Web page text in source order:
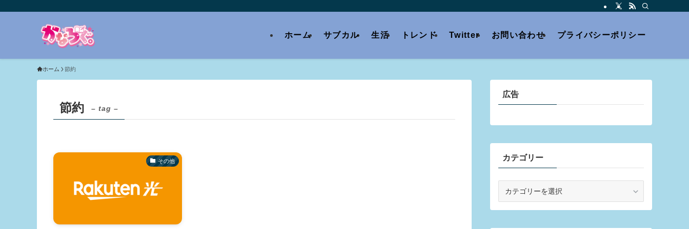
ホーム サブカル 生活 トレンド Twitter お問い合わせ プライバシーポリシー
ホーム 節約
節約 – tag –
その他
広告
カテゴリー